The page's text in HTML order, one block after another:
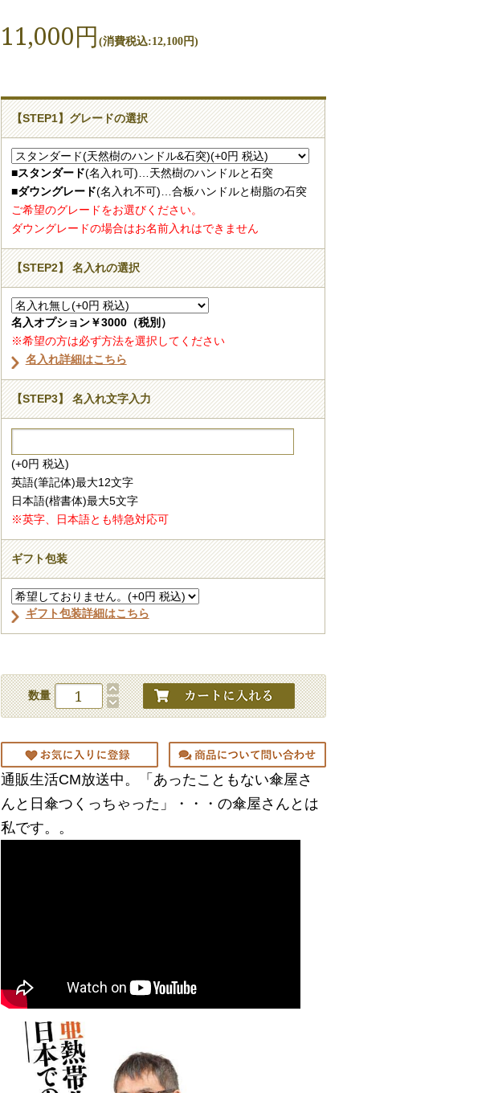
11,000円 (消費税込:12,100円)
【STEP1】グレードの選択
■スタンダード(名入れ可)…天然樹のハンドルと石突
■ダウングレード(名入れ不可)…合板ハンドルと樹脂の石突
ご希望のグレードをお選びください。
ダウングレードの場合はお名前入れはできません
【STEP2】 名入れの選択
名入オプション￥3000（税別）
※希望の方は必ず方法を選択してください
名入れ詳細はこちら
【STEP3】 名入れ文字入力
(+0円 税込)
英語(筆記体)最大12文字
日本語(楷書体)最大5文字
※英字、日本語とも特急対応可
ギフト包装
ギフト包装詳細はこちら
数量
通販生活CM放送中。「あったこともない傘屋さ
んと日傘つくっちゃった」・・・の傘屋さんとは
私です。。